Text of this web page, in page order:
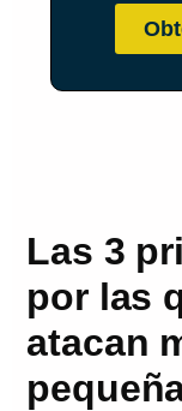
Las 3
por las
atacan